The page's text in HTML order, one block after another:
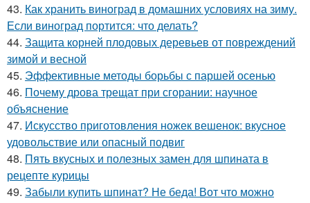
43. Как хранить виноград в домашних условиях на зиму.
Если виноград портится: что делать?
44. Защита корней плодовых деревьев от повреждений
зимой и весной
45. Эффективные методы борьбы с паршей осенью
46. Почему дрова трещат при сгорании: научное
объяснение
47. Искусство приготовления ножек вешенок: вкусное
удовольствие или опасный подвиг
48. Пять вкусных и полезных замен для шпината в
рецепте курицы
49. Забыли купить шпинат? Не беда! Вот что можно